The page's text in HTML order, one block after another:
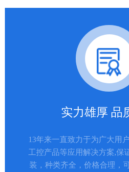
实力雄厚 品
13年来一直致力于为广大用
工控产品等应用解决方案,保
装，种类齐全，价格合理，